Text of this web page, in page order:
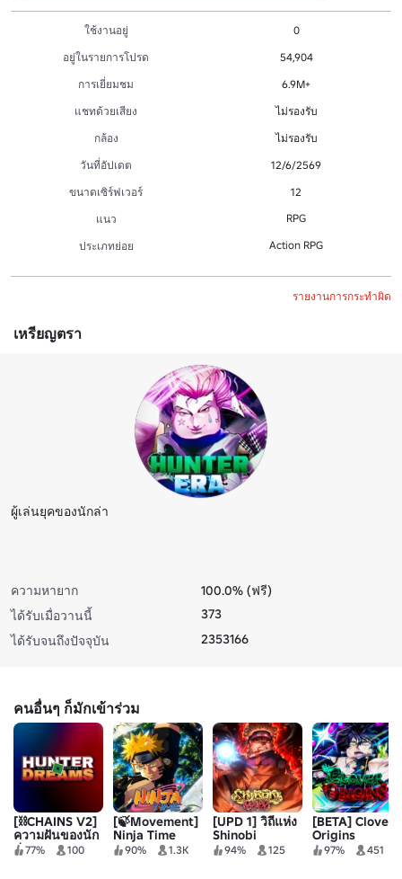
ใช้งานอยู่
0
อยู่ในรายการโปรด
54,904
การเยี่ยมชม
6.9M+
แชทด้วยเสียง
ไม่รองรับ
กล้อง
ไม่รองรับ
วันที่อัปเดต
12/6/2569
ขนาดเซิร์ฟเวอร์
12
แนว
RPG
ประเภทย่อย Action RPG
รายงานการกระทำผิด
เหรียญตรา
ผู้เล่นยุคของนักล่า
ความหายาก
100.0% (ฟรี)
ได้รับเมื่อวานนี้
373
ได้รับจนถึงปัจจุบัน
2353166
คนอื่นๆ ก็มักเข้าร่วม
[⛓️CHAINS V2]
ความฝันของนัก
ล่า77% 100
[🍃Movement]
Ninja Time
90% 1.3K
[UPD 1] วิถีแห่ง
Shinobi
94% 125
[BETA] Clover
Origins
97% 451